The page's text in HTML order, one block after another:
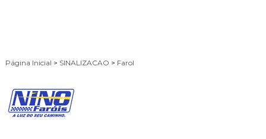
Página Inicial > SINALIZACAO > Farol